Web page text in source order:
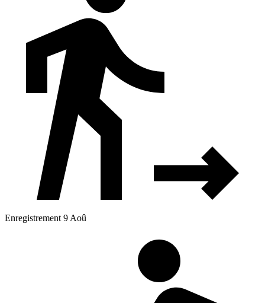
Enregistrement 9 Aoû